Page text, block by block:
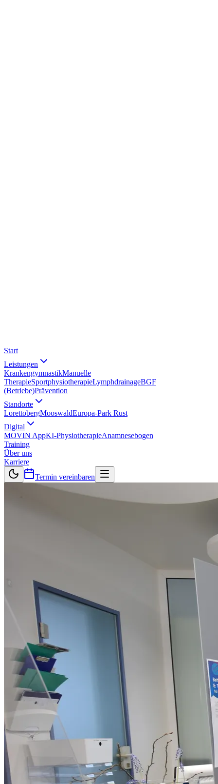
Start
Leistungen
KrankengymnastikManuelle
TherapieSportphysiotherapieLymphdrainageBGF
(Betriebe)Prävention
Standorte
LorettobergMooswaldEuropa-Park Rust
Digital
MOVIN AppKI-PhysiotherapieAnamnesebogen
Training
Über uns
Karriere
Termin vereinbaren